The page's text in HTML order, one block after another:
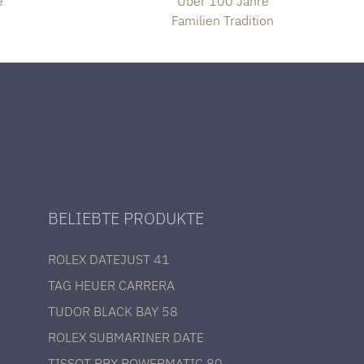
Familien Tradition
BELIEBTE PRODUKTE
ROLEX DATEJUST 41
TAG HEUER CARRERA
TUDOR BLACK BAY 58
ROLEX SUBMARINER DATE